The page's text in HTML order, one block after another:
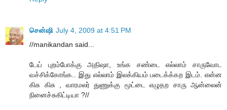
சென்ஷி July 4, 2009 at 4:51 PM
//manikandan said...
டேய் புறம்போக்கு அதிஷா, உங்க சண்டை எல்லாம் சாருவோட
வச்சிக்கோங்க.. இது எல்லாம் இலக்கியம் படைக்க்கற இடம். என்ன
கிசு கிசு , வாரமலர் துணுக்கு மூட்டை எழுதற சாரு ஆன்லைன்
நினைச்சுகிட்டியா ?//